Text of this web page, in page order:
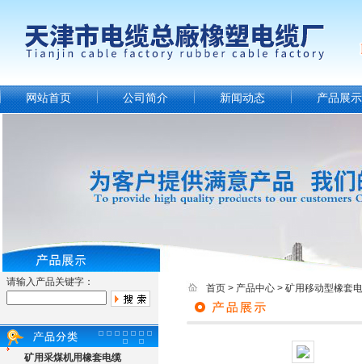
网站首页 公司简介 新闻动态 产品展示
请输入产品关键字：
矿用采煤机用橡套电缆
首页 > 产品中心 > 矿用移动型橡套